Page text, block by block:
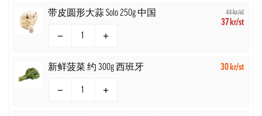
带皮圆形大蒜 Solo 250g 中国 44 kr/st
37 kr/st
新鲜菠菜 约 300g 西班牙 30 kr/st